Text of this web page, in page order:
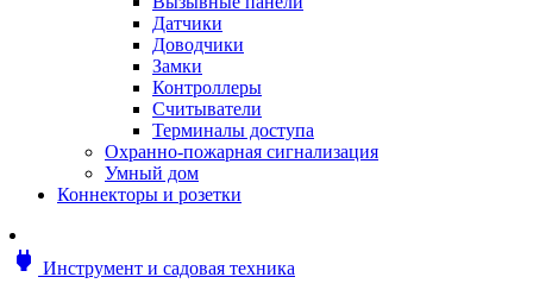
Генераторы
Снегоуборщики
Воздуходувки
Цепные и бензопилы
Оснастка к садовой технике
Садовые насосы
Поливочное оборудование
Садовые измельчители
Гидроаккумуляторы
Аксессуары для садовых инструментов
Датчики
Доводчики
Замки
Контроллеры
Считыватели
Терминалы доступа
Охранно-пожарная сигнализация
Умный дом
Коннекторы и розетки
power Инструмент и садовая техника